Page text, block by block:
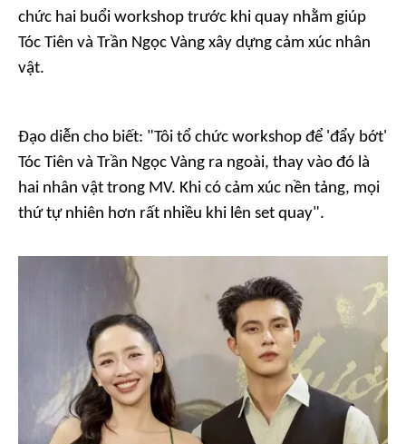
chức hai buổi workshop trước khi quay nhằm giúp
Tóc Tiên và Trần Ngọc Vàng xây dựng cảm xúc nhân
vật.
Đạo diễn cho biết: "Tôi tổ chức workshop để 'đẩy bớt'
Tóc Tiên và Trần Ngọc Vàng ra ngoài, thay vào đó là
hai nhân vật trong MV. Khi có cảm xúc nền tảng, mọi
thứ tự nhiên hơn rất nhiều khi lên set quay".